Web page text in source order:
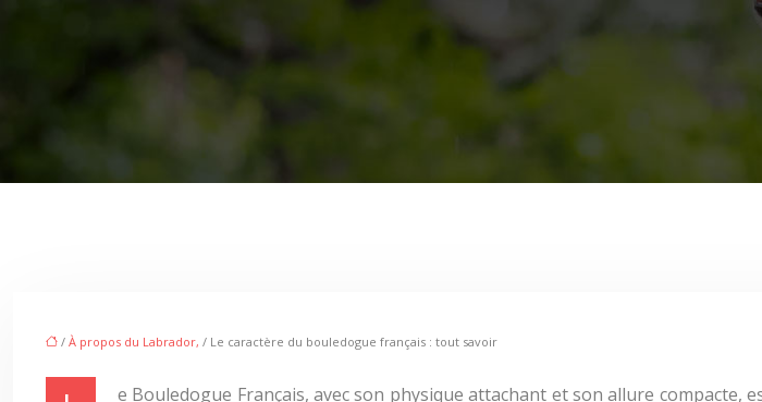
/ À propos du Labrador, / Le caractère du bouledogue français : tout savoir